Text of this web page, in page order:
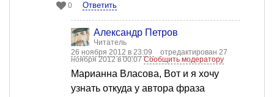
0 Ответить
Александр Петров
Читатель
26 ноября 2012 в 23:09
отредактирован 27
ноября 2012 в 00:07Сообщить модератору
Марианна Власова, Вот и я хочу
узнать откуда у автора фраза